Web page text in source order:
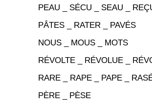
PEAU _ SÉCU _ SEAU _
PÂTES _ RATER _ PAVÉS
NOUS _ MOUS _ MOTS
RÉVOLTE _ RÉVOLUE _
RARE _ RAPE _ PAPE _
PÈRE _ PÈSE